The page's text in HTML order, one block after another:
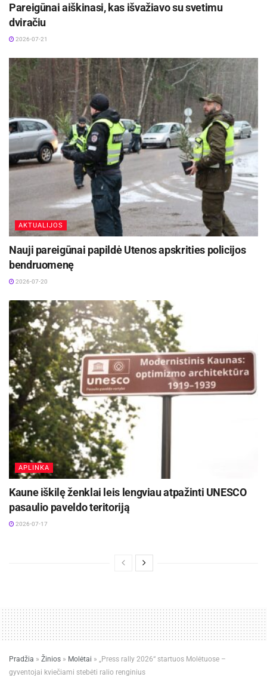
Pareigūnai aiškinasi, kas išvažiavo su svetimu
dviračiu
2026-07-21
AKTUALIJOS
Nauji pareigūnai papildė Utenos apskrities policijos
bendruomenę
2026-07-20
APLINKA
Kaune iškilę ženklai leis lengviau atpažinti UNESCO
pasaulio paveldo teritoriją
2026-07-17
Pradžia » Žinios » Molėtai » „Press rally 2026“ startuos Molėtuose –
gyventojai kviečiami stebėti ralio renginius